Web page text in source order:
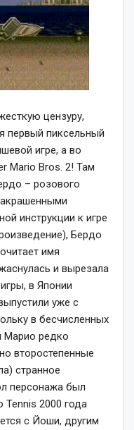
цензуру,
первый пиксельный
игре, а во
Mario Bros. 2! Там
– розового
инструкции к игре
Бердо
имя
и вырезала
в Японии
уже с
в бесчисленных
Марио редко
второстепенные
странное
персонажа был
Tennis 2000 года
с Йоши, другим